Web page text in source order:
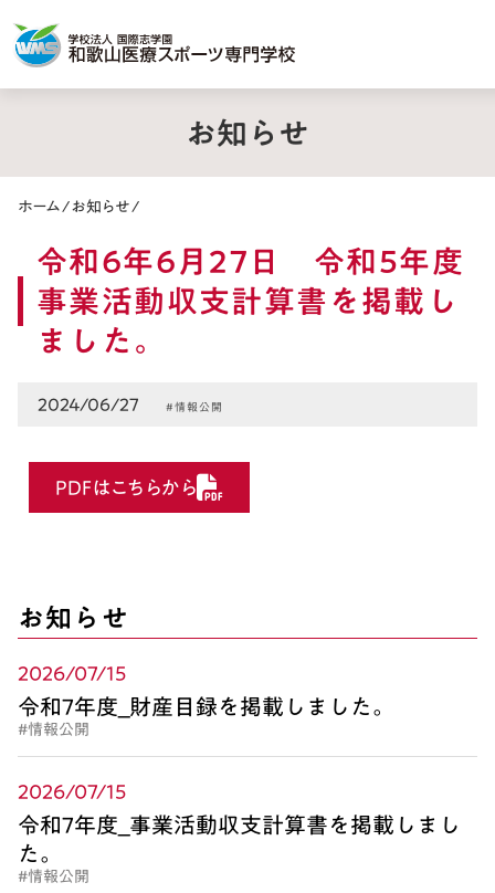
お知らせ
ホーム/お知らせ/
令和6年6月27日 令和5年度
事業活動収支計算書を掲載し
ました。
2024/06/27 #情報公開
PDFはこちらから
お知らせ
2026/07/15
令和7年度_財産目録を掲載しました。
#情報公開
2026/07/15
令和7年度_事業活動収支計算書を掲載しまし
た。
#情報公開